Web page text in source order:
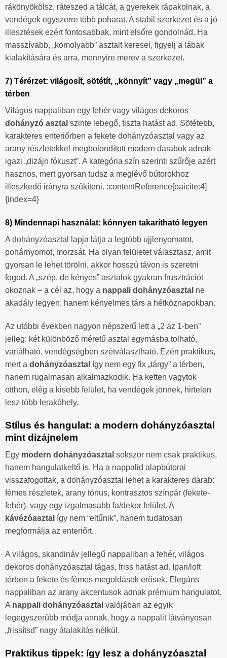
rákönyökölsz, ráteszed a tálcát, a gyerekek rápakolnak, a
vendégek egyszerre több poharat. A stabil szerkezet és a jó
illesztések ezért fontosabbak, mint elsőre gondolnád. Ha
masszívabb, „komolyabb” asztalt keresel, figyelj a lábak
kialakítására és arra, mennyire merev a szerkezet.
7) Térérzet: világosít, sötétít, „könnyít” vagy „megül” a
térben
Világos nappaliban egy fehér vagy világos dekoros
dohányzó asztal szinte lebegő, tiszta hatást ad. Sötétebb,
karakteres enteriőrben a fekete dohányzóasztal vagy az
arany részletekkel megbolondított modern darabok adnak
igazi „dizájn fókuszt”. A kategória szín szerinti szűrője azért
hasznos, mert gyorsan tudsz a meglévő bútorokhoz
illeszkedő irányra szűkíteni. :contentReference[oaicite:4]
{index=4}
8) Mindennapi használat: könnyen takarítható legyen
A dohányzóasztal lapja látja a legtöbb ujjlenyomatot,
pohárnyomot, morzsát. Ha olyan felületet választasz, amit
gyorsan le lehet törölni, akkor hosszú távon is szeretni
fogod. A „szép, de kényes” asztalok gyakran frusztrációt
okoznak – a cél az, hogy a nappali dohányzóasztal ne
akadály legyen, hanem kényelmes társ a hétköznapokban.
Az utóbbi években nagyon népszerű lett a „2 az 1-ben”
jelleg: két különböző méretű asztal egymásba tolható,
variálható, vendégségben szétválasztható. Ezért praktikus,
mert a dohányzóasztal így nem egy fix „tárgy” a térben,
hanem rugalmasan alkalmazkodik. Ha ketten vagytok
otthon, elég a kisebb felület, ha vendégek jönnek, hirtelen
lesz több lerakóhely.
Stílus és hangulat: a modern dohányzóasztal
mint dizájnelem
Egy modern dohányzóasztal sokszor nem csak praktikus,
hanem hangulatkeltő is. Ha a nappalid alapbútorai
visszafogottak, a dohányzóasztal lehet a karakteres darab:
fémes részletek, arany tónus, kontrasztos színpár (fekete-
fehér), vagy egy izgalmasabb fa/dekor felület. A
kávézóasztal így nem “eltűnik”, hanem tudatosan
megformálja az enteriőrt.
A világos, skandináv jellegű nappaliban a fehér, világos
dekoros dohányzóasztal tágas, friss hatást ad. Ipari/loft
térben a fekete és fémes megoldások erősek. Elegáns
nappaliban az arany akcentusok adnak prémium hangulatot.
A nappali dohányzóasztal valójában az egyik
legegyszerűbb módja annak, hogy a nappalit látványosan
„frissítsd” nagy átalakítás nélkül.
Praktikus tippek: így lesz a dohányzóasztal